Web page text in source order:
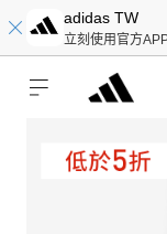
adidas TW
立刻使用官方